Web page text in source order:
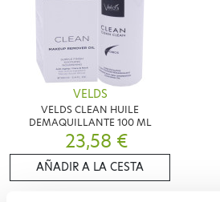
VELDS
VELDS CLEAN HUILE
DEMAQUILLANTE 100 ML
23,58 €
AÑADIR A LA CESTA